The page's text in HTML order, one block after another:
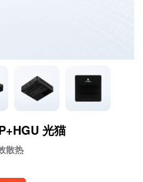
光猫
散热